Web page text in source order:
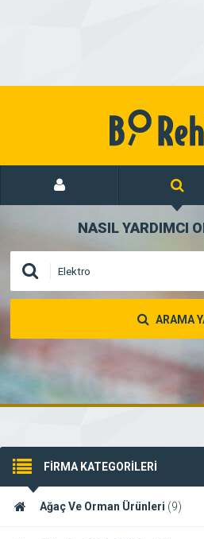
NASIL YARDIMCI
ARAMA
FİRMA KATEGORİLERİ
Ağaç Ve Orman Ürünleri (9)